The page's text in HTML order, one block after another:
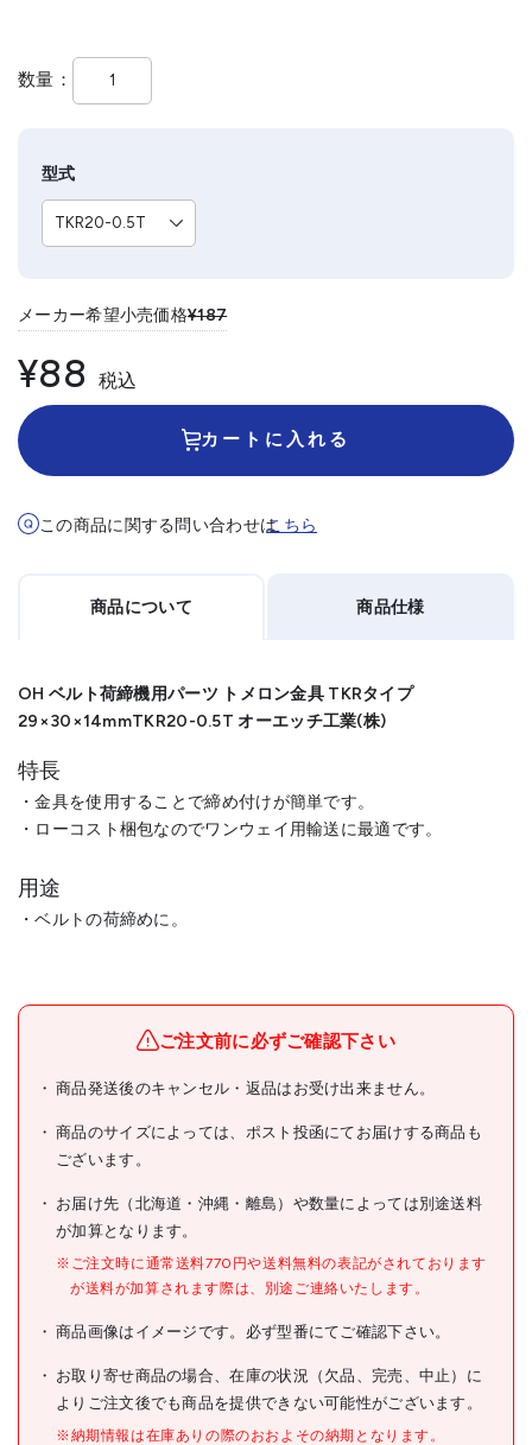
数量
型式
メーカー希望小売価格¥187
¥88 税込
カートに入れる
この商品に関する問い合わせはこちら
商品について
OH ベルト荷締機用パーツ トメロン金具 TKRタイプ
29×30×14mmTKR20-0.5T オーエッチ工業(株)
特長
・金具を使用することで締め付けが簡単です。
・ローコスト梱包なのでワンウェイ用輸送に最適です。
用途
・ベルトの荷締めに。
商品仕様
ブランド名 OH
商品名
OH ベルト荷締機用パーツ
トメロン金具 TKRタイプ
型式
メーカー希望小売価格 170円(税抜)
JANコード 4963360507694
仕様
●名称:トメロン金具
TKM-3
●高さ(mm):14
●全長(m):30
●ベルト寸法(mm)幅×厚
さ:20×1.0
ご注文前に必ずご確認下さい
商品発送後のキャンセル・返品はお受け出来ません。
商品のサイズによっては、ポスト投函にてお届けする商品も
ございます。
お届け先（北海道・沖縄・離島）や数量によっては別途送料
が加算となります。
※ご注文時に通常送料770円や送料無料の表記がされております
が送料が加算されます際は、別途ご連絡いたします。
商品画像はイメージです。必ず型番にてご確認下さい。
お取り寄せ商品の場合、在庫の状況（欠品、完売、中止）に
よりご注文後でも商品を提供できない可能性がございます。
※納期情報は在庫ありの際のおおよその納期となります。